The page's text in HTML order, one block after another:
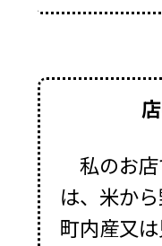
私のお店
は、米から
町内産又